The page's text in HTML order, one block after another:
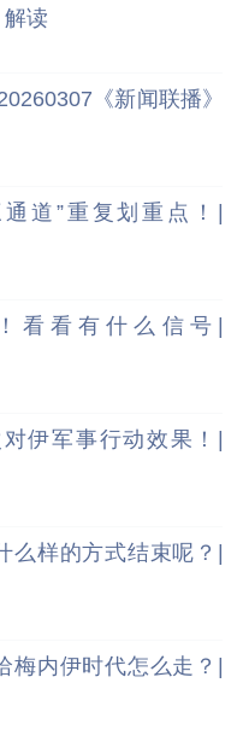
读
《新闻联播》
道”重复划重点！|
看看有什么信号|
伊军事行动效果！|
样的方式结束呢？|
内伊时代怎么走？|